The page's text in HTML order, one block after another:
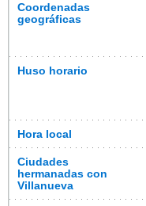
Coordenadas
geográficas
Huso horario
Hora local
Ciudades
hermanadas con
Villanueva